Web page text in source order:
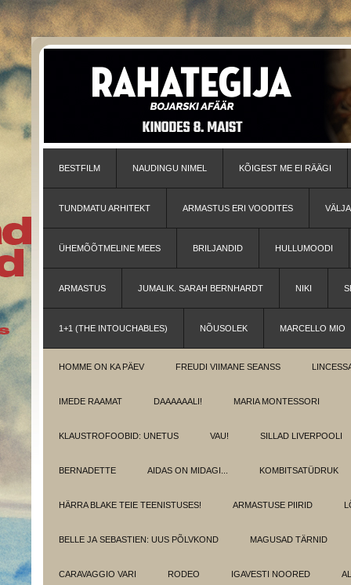
BESTFILM NAUDINGU NIMEL KÕIGEST ME EI RÄÄGI
TUNDMATU ARHITEKT ARMASTUS ERI VOODITES
ÜHEMÕÕTMELINE MEES BRILJANDID HULLUMOODI
ARMASTUS JUMALIK. SARAH BERNHARDT NIKI
1+1 (THE INTOUCHABLES) NÕUSOLEK MARCELLO MIO
HOMME ON KA PÄEV FREUDI VIIMANE SEANSS
IMEDE RAAMAT DAAAAAALI! MARIA MONTESSORI
KLAUSTROFOOBID: UNETUS VAU! SILLAD LIVERPOOLI
BERNADETTE AIDAS ON MIDAGI... KOMBITSATÜDRUK
HÄRRA BLAKE TEIE TEENISTUSES! ARMASTUSE PIIRID
BELLE JA SEBASTIEN: UUS PÕLVKOND MAGUSAD TÄRNID
CARAVAGGIO VARI RODEO IGAVESTI NOORED